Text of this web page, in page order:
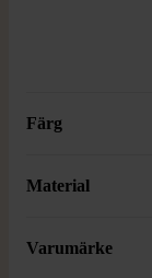
Färg
Material
Varumärke